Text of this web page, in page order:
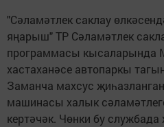
"Сәламәтлек саклау
яңарыш" ТР Сәламәтлек
программасы кысаларында
хастаханәсе автопаркы
Заманча махсус
машинасы халык
кертәчәк. Чөнки бу